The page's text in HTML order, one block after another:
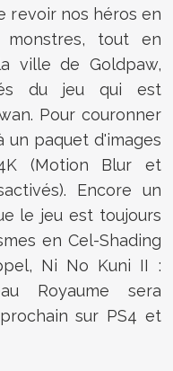
revoir nos héros en
tout en
ville de Goldpaw,
du jeu qui est
Pour couronner
un paquet d'images
(Motion Blur et
Encore un
le jeu est toujours
en Cel-Shading
Ni No Kuni II :
Royaume sera
sur PS4 et